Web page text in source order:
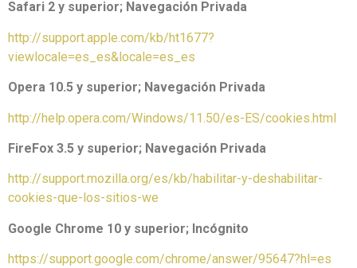
Safari 2 y superior; Navegación Privada
http://support.apple.com/kb/ht1677?
viewlocale=es_es&locale=es_es
Opera 10.5 y superior; Navegación Privada
http://help.opera.com/Windows/11.50/es-ES/cookies.html
FireFox 3.5 y superior; Navegación Privada
http://support.mozilla.org/es/kb/habilitar-y-deshabilitar-
cookies-que-los-sitios-we
Google Chrome 10 y superior; Incógnito
https://support.google.com/chrome/answer/95647?hl=es